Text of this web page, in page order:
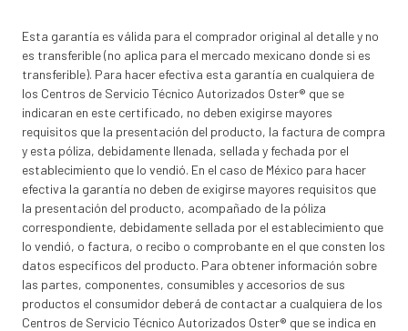
Esta garantía es válida para el comprador original al detalle y no
es transferible (no aplica para el mercado mexicano donde si es
transferible). Para hacer efectiva esta garantía en cualquiera de
los Centros de Servicio Técnico Autorizados Oster® que se
indicaran en este certificado, no deben exigirse mayores
requisitos que la presentación del producto, la factura de compra
y esta póliza, debidamente llenada, sellada y fechada por el
establecimiento que lo vendió. En el caso de México para hacer
efectiva la garantía no deben de exigirse mayores requisitos que
la presentación del producto, acompañado de la póliza
correspondiente, debidamente sellada por el establecimiento que
lo vendió, o factura, o recibo o comprobante en el que consten los
datos específicos del producto. Para obtener información sobre
las partes, componentes, consumibles y accesorios de sus
productos el consumidor deberá de contactar a cualquiera de los
Centros de Servicio Técnico Autorizados Oster® que se indica en